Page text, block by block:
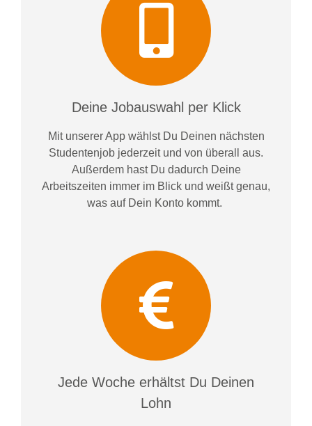
Deine Jobauswahl per Klick
Mit unserer App wählst Du Deinen nächsten
Studentenjob jederzeit und von überall aus.
Außerdem hast Du dadurch Deine
Arbeitszeiten immer im Blick und weißtgenau,
was auf Dein Konto kommt.
Jede Woche erhältst Du Deinen
Lohn